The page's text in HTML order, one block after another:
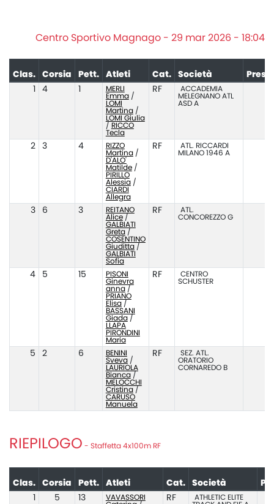
Centro Sportivo Magnago - 29 mar 2026 - 18:04
Clas. Corsia Pett. Atleti Cat. Società
4
MERLI
Emma/
LOMI
Martina/
LOMI Giulia
/ RICCO
Tecla
RF
ACCADEMIA
MELEGNANO ATL
ASD A
2 3 4
RIZZO
Martina/
D'ALO'
Matilde/
PIRILLO
Alessia/
CIARDI
Allegra
RF
ATL. RICCARDI
MILANO 1946 A
3 6 3
REITANO
Alice/
GALBIATI
Greta/
COSENTINO
Giuditta/
GALBIATI
Sofia
RF
ATL.
CONCOREZZO G
4 5 15
PISONI
Ginevra
anna/
PRIANO
Elisa/
BASSANI
Giada/
LLAPA
PIRONDINI
Maria
RF
CENTRO
SCHUSTER
5 2 6
BENINI
Sveva/
LAURIOLA
Bianca/
MELOCCHI
Cristina/
CARUSO
Manuela
RF
SEZ. ATL.
ORATORIO
CORNAREDO B
RIEPILOGO - Staffetta 4x100m RF
Clas. Corsia Pett. Atleti Cat. Società
5 13
VAVASSORI
RF
ATHLETIC ELITE